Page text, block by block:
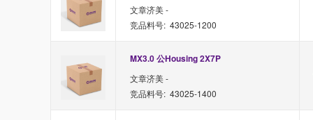
文章济美 -
竞品料号: 43025-1200
MX3.0 公Housing 2X7P
文章济美 -
竞品料号: 43025-1400